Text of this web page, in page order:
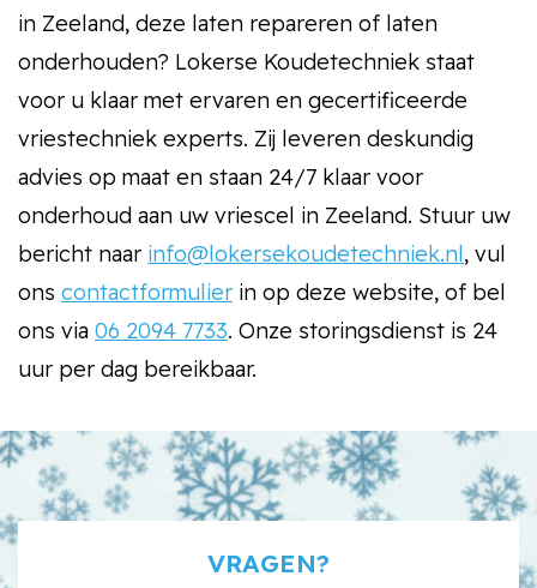
in Zeeland, deze laten repareren of laten
onderhouden? Lokerse Koudetechniek staat
voor u klaar met ervaren en gecertificeerde
vriestechniek experts. Zij leveren deskundig
advies op maat en staan 24/7 klaar voor
onderhoud aan uw vriescel in Zeeland. Stuur uw
bericht naar info@lokersekoudetechniek.nl, vul
ons contactformulier in op deze website, of bel
ons via 06 2094 7733. Onze storingsdienst is 24
uur per dag bereikbaar.
VRAGEN?